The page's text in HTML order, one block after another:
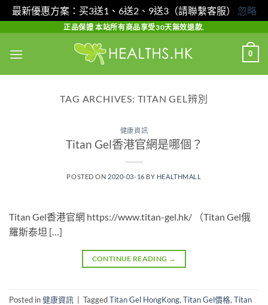
最新優惠方案：买3送1、6送2、9送3（請聯繫客服） 忽略
content
正品保證 本站所有商品享受30天無效退款.
0
TAG ARCHIVES: TITAN GEL辨別
健康資訊
Titan Gel香港官網是哪個？
POSTED ON 2020-03-16 BY HEALTHMALL
Titan Gel香港官網 https://www.titan-gel.hk/ （Titan Gel俄
羅斯泰坦 […]
CONTINUE READING →
Posted in健康資訊 TaggedTitan Gel HongKong, Titan Gel價格, Titan